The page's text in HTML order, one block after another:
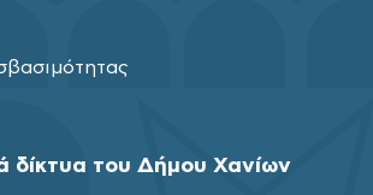
δίκτυα του Δήμου Χανίων